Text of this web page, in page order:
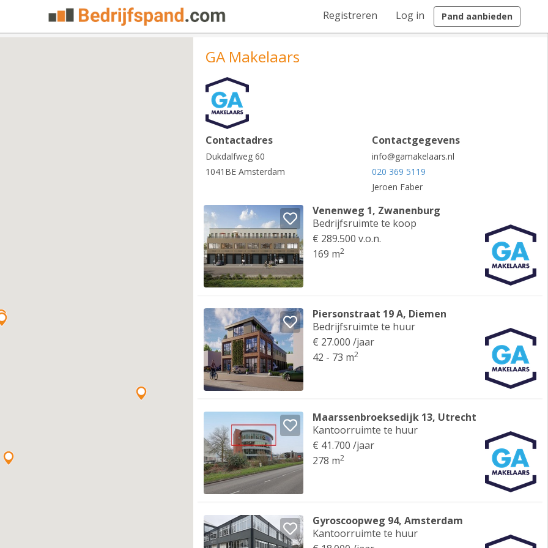
Registreren Log in Pand aanbieden
GA Makelaars
Contactadres
Dukdalfweg 60
1041BE Amsterdam
Contactgegevens
info@gamakelaars.nl
020 369 5119
Jeroen Faber
Venenweg 1, Zwanenburg
Bedrijfsruimte te koop
€ 289.500 v.o.n.
169 m2
Piersonstraat 19 A, Diemen
Bedrijfsruimte te huur
€ 27.000 /jaar
42 - 73 m2
Maarssenbroeksedijk 13, Utrecht
Kantoorruimte te huur
€ 41.700 /jaar
278 m2
Gyroscoopweg 94, Amsterdam
Kantoorruimte te huur